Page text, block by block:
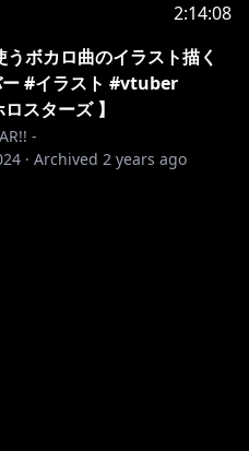
2:14:08
ボカロ曲のイラスト描く
ー #イラスト #vtuber
ターズ 】
-
· Archived 2 years ago